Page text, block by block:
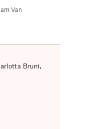
Van
Bruni,